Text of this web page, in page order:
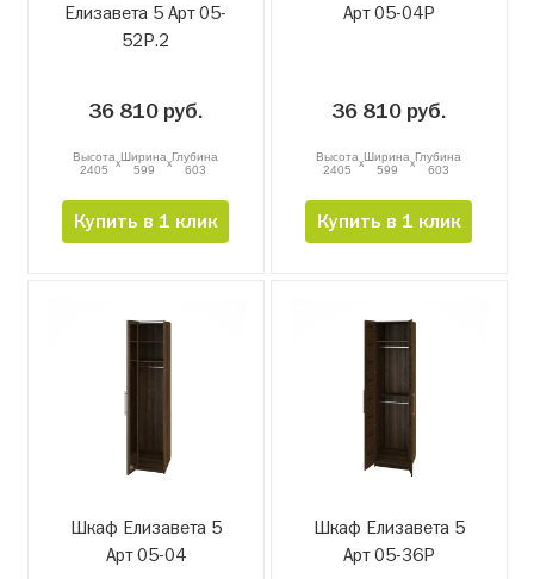
Елизавета 5 Арт 05-
52Р.2
36 810 руб.
Высота
2405
xШирина
599
xГлубина
603
Купить в 1 клик
Арт 05-04Р
36 810 руб.
Высота
2405
xШирина
599
xГлубина
603
Купить в 1 клик
Шкаф Елизавета 5
Арт 05-04
Шкаф Елизавета 5
Арт 05-36Р